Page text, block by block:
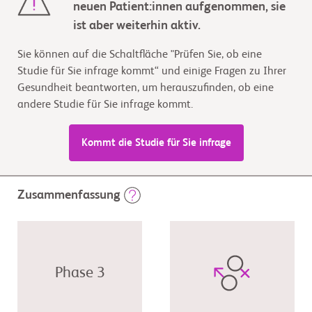
neuen Patient:innen aufgenommen, sie
ist aber weiterhin aktiv.
Sie können auf die Schaltfläche "Prüfen Sie, ob eine
Studie für Sie infrage kommt“ und einige Fragen zu Ihrer
Gesundheit beantworten, um herauszufinden, ob eine
andere Studie für Sie infrage kommt.
Kommt die Studie für Sie infrage
Zusammenfassung
Phase 3